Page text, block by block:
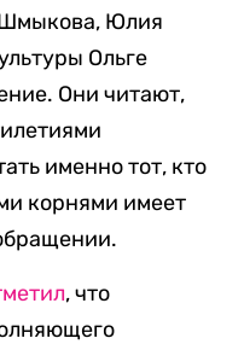
Шмыкова, Юлия
Ольге
Они читают,
именно тот, кто
корнями имеет
, что